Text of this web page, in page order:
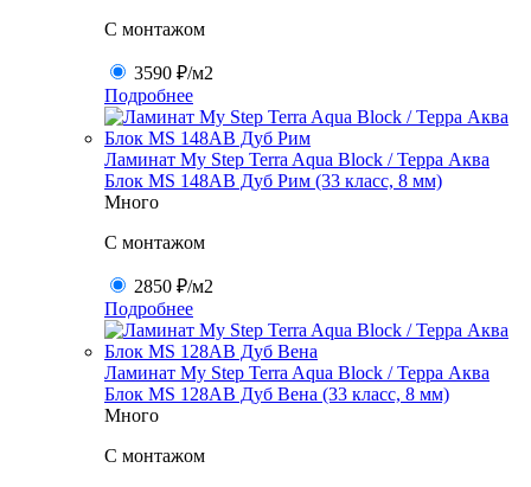
C монтажом
3590 ₽/м2
Подробнее
Ламинат My Step Terra Aqua Block / Терра Аква
Блок MS 148AB Дуб Рим (33 класс, 8 мм)
Много
C монтажом
2850 ₽/м2
Подробнее
Ламинат My Step Terra Aqua Block / Терра Аква
Блок MS 128AB Дуб Вена (33 класс, 8 мм)
Много
C монтажом